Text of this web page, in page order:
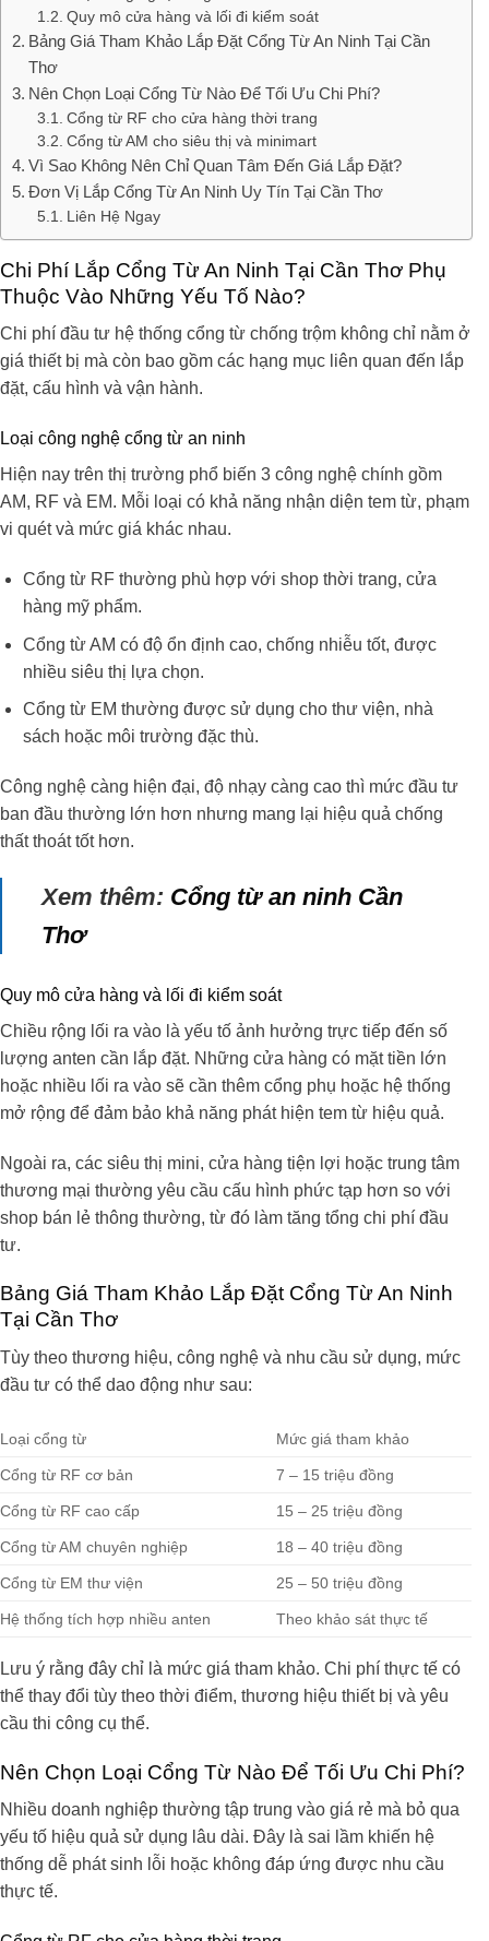
Quy mô cửa hàng và lối đi kiểm soát
Bảng Giá Tham Khảo Lắp Đặt Cổng Từ An Ninh Tại Cần
Thơ
Nên Chọn Loại Cổng Từ Nào Để Tối Ưu Chi Phí?
Cổng từ RF cho cửa hàng thời trang
Cổng từ AM cho siêu thị và minimart
Vì Sao Không Nên Chỉ Quan Tâm Đến Giá Lắp Đặt?
Đơn Vị Lắp Cổng Từ An Ninh Uy Tín Tại Cần Thơ
Liên Hệ Ngay
Chi Phí Lắp Cổng Từ An Ninh Tại Cần Thơ Phụ
Thuộc Vào Những Yếu Tố Nào?
Chi phí đầu tư hệ thống cổng từ chống trộm không chỉ nằm ở
giá thiết bị mà còn bao gồm các hạng mục liên quan đến lắp
đặt, cấu hình và vận hành.
Loại công nghệ cổng từ an ninh
Hiện nay trên thị trường phổ biến 3 công nghệ chính gồm
AM, RF và EM. Mỗi loại có khả năng nhận diện tem từ, phạm
vi quét và mức giá khác nhau.
Cổng từ RF thường phù hợp với shop thời trang, cửa
hàng mỹ phẩm.
Cổng từ AM có độ ổn định cao, chống nhiễu tốt, được
nhiều siêu thị lựa chọn.
Cổng từ EM thường được sử dụng cho thư viện, nhà
sách hoặc môi trường đặc thù.
Công nghệ càng hiện đại, độ nhạy càng cao thì mức đầu tư
ban đầu thường lớn hơn nhưng mang lại hiệu quả chống
thất thoát tốt hơn.
Xem thêm: Cổng từ an ninh Cần
Thơ
Quy mô cửa hàng và lối đi kiểm soát
Chiều rộng lối ra vào là yếu tố ảnh hưởng trực tiếp đến số
lượng anten cần lắp đặt. Những cửa hàng có mặt tiền lớn
hoặc nhiều lối ra vào sẽ cần thêm cổng phụ hoặc hệ thống
mở rộng để đảm bảo khả năng phát hiện tem từ hiệu quả.
Ngoài ra, các siêu thị mini, cửa hàng tiện lợi hoặc trung tâm
thương mại thường yêu cầu cấu hình phức tạp hơn so với
shop bán lẻ thông thường, từ đó làm tăng tổng chi phí đầu
tư.
Bảng Giá Tham Khảo Lắp Đặt Cổng Từ An Ninh
Tại Cần Thơ
Tùy theo thương hiệu, công nghệ và nhu cầu sử dụng, mức
đầu tư có thể dao động như sau:
Loại cổng từ Mức giá tham khảo
Cổng từ RF cơ bản 7 – 15 triệu đồng
Cổng từ RF cao cấp 15 – 25 triệu đồng
Cổng từ AM chuyên nghiệp 18 – 40 triệu đồng
Cổng từ EM thư viện 25 – 50 triệu đồng
Hệ thống tích hợp nhiều anten Theo khảo sát thực tế
Lưu ý rằng đây chỉ là mức giá tham khảo. Chi phí thực tế có
thể thay đổi tùy theo thời điểm, thương hiệu thiết bị và yêu
cầu thi công cụ thể.
Nên Chọn Loại Cổng Từ Nào Để Tối Ưu Chi Phí?
Nhiều doanh nghiệp thường tập trung vào giá rẻ mà bỏ qua
yếu tố hiệu quả sử dụng lâu dài. Đây là sai lầm khiến hệ
thống dễ phát sinh lỗi hoặc không đáp ứng được nhu cầu
thực tế.